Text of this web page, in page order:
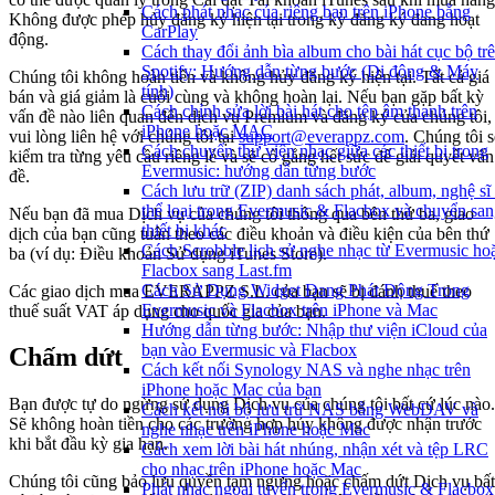
Cách phát nhạc của riêng bạn trên iPhone bằng
CarPlay
Cách thay đổi ảnh bìa album cho bài hát cục bộ
Spotify: Hướng dẫn từng bước (Di động & Máy
tính)
Cách chỉnh sửa lời bài hát cho tệp âm thanh trên
iPhone hoặc MAC
Cách chuyển thư viện nhạc giữa các thiết bị trong
Evermusic: hướng dẫn từng bước
Cách lưu trữ (ZIP) danh sách phát, album, nghệ sĩ
thể loại trong Evermusic & Flacbox và chuyển
thiết bị khác
Cách Scrobble lịch sử nghe nhạc từ Evermusic
Flacbox sang Last.fm
Cách Sử Dụng Widget Đang Phát Động Trong
Evermusic và Flacbox trên iPhone và Mac
Hướng dẫn từng bước: Nhập thư viện iCloud của
bạn vào Evermusic và Flacbox
Cách kết nối Synology NAS và nghe nhạc trên
iPhone hoặc Mac của bạn
Cách kết nối bộ lưu trữ NAS bằng WebDAV và
nghe nhạc trên iPhone hoặc Mac
Cách xem lời bài hát nhúng, nhận xét và tệp LRC
cho nhạc trên iPhone hoặc Mac
Phát nhạc ngoại tuyến trong Evermusic &
Không được phép hủy đăng ký hiện tại trong kỳ đăng ký đang hoạt
động.
Chúng tôi không hoàn tiền và không hủy đăng ký hiện tại. Tất cả giá
bán và giá giảm là cuối cùng và không hoàn lại. Nếu bạn gặp bất kỳ
vấn đề nào liên quan đến dịch vụ Premium và đăng ký của chúng tôi,
vui lòng liên hệ với chúng tôi tạisupport@everappz.com. Chúng tôi
kiểm tra từng yêu cầu riêng lẻ và sẽ cố gắng hết sức để giải quyết vấn
đề.
Nếu bạn đã mua Dịch vụ của chúng tôi thông qua bên thứ ba, giao
dịch của bạn cũng tuân theo các điều khoản và điều kiện của bên thứ
ba (ví dụ: Điều khoản Sử dụng iTunes Store).
Các giao dịch mua EVERAPPZ S.L. của bạn sẽ bị đánh thuế theo
thuế suất VAT áp dụng cho quốc gia của bạn.
Chấm dứt
Bạn được tự do ngừng sử dụng Dịch vụ của chúng tôi bất cứ lúc nào.
Sẽ không hoàn tiền cho các trường hợp hủy không được nhận trước
khi bắt đầu kỳ gia hạn.
Chúng tôi cũng bảo lưu quyền tạm ngưng hoặc chấm dứt Dịch vụ bất